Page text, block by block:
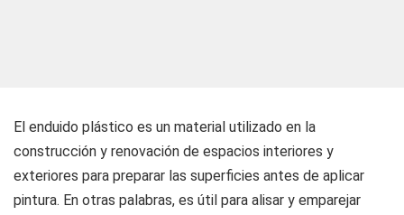
El enduido plástico es un material utilizado en la
construcción y renovación de espacios interiores y
exteriores para preparar las superficies antes de aplicar
pintura. En otras palabras, es útil para alisar y emparejar